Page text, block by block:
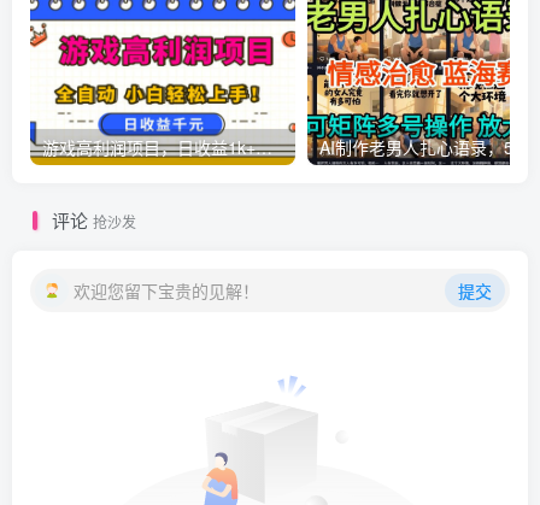
游戏高利润项目，日收益1k+，全自动，无需值守，解放双手，小白轻松上手【揭秘】
评论 抢沙发
欢迎您留下宝贵的见解！ 提交